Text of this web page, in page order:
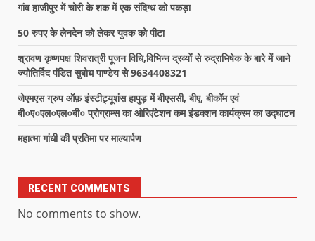
गांव हाजीपुर में चोरी के शक में एक संदिग्ध को पकड़ा
50 रुपए के लेनदेन को लेकर युवक को पीटा
श्रावण कृष्णपक्ष शिवरात्री पूजन विधि,विभिन्न द्रव्यों से रुद्राभिषेक के बारे में जाने
ज्योतिर्विद पंडित सुबोध पाण्डेय से 9634408321
जेएमएस ग्रुप ऑफ़ इंस्टीट्यूशंस हापुड़ में बीएससी, बीए, बीकॉम एवं
बी०ए०एल०एल०बी० प्रोग्राम्स का ओरिएंटेशन कम इंडक्शन कार्यक्रम का उद्घाटन
महात्मा गांधी की प्रतिमा पर माल्यार्पण
RECENT COMMENTS
No comments to show.